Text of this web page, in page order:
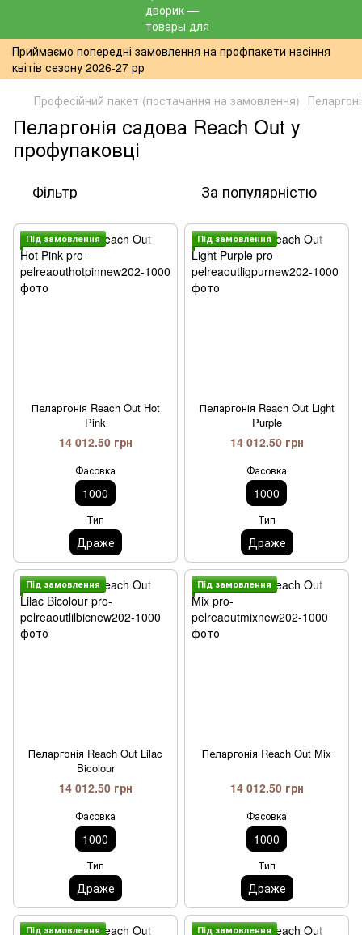
Приймаємо попередні замовлення на профпакети насіння
квітів сезону 2026-27 рр
Професійний пакет (постачання на замовлення)
Пеларгонія садова Reach Out у
профупаковці
Фільтр За популярністю
Пiд замовлення
Пеларгонія Reach Out Hot
Pink
14 012.50 грн
Фасовка
1000
Тип
Драже
Пiд замовлення
Пеларгонія Reach Out Light
Purple
14 012.50 грн
Фасовка
1000
Тип
Драже
Пiд замовлення
Пеларгонія Reach Out Lilac
Bicolour
14 012.50 грн
Фасовка
1000
Тип
Драже
Пiд замовлення
Пеларгонія Reach Out Mix
14 012.50 грн
Фасовка
1000
Тип
Драже
Пiд замовлення Пiд замовлення